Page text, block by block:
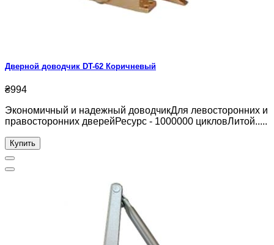
Дверной доводчик DT-62 Коричневый
₴994
Экономичный и надежный доводчикДля левосторонних и
правосторонних дверейРесурс - 1000000 цикловЛитой.....
Купить